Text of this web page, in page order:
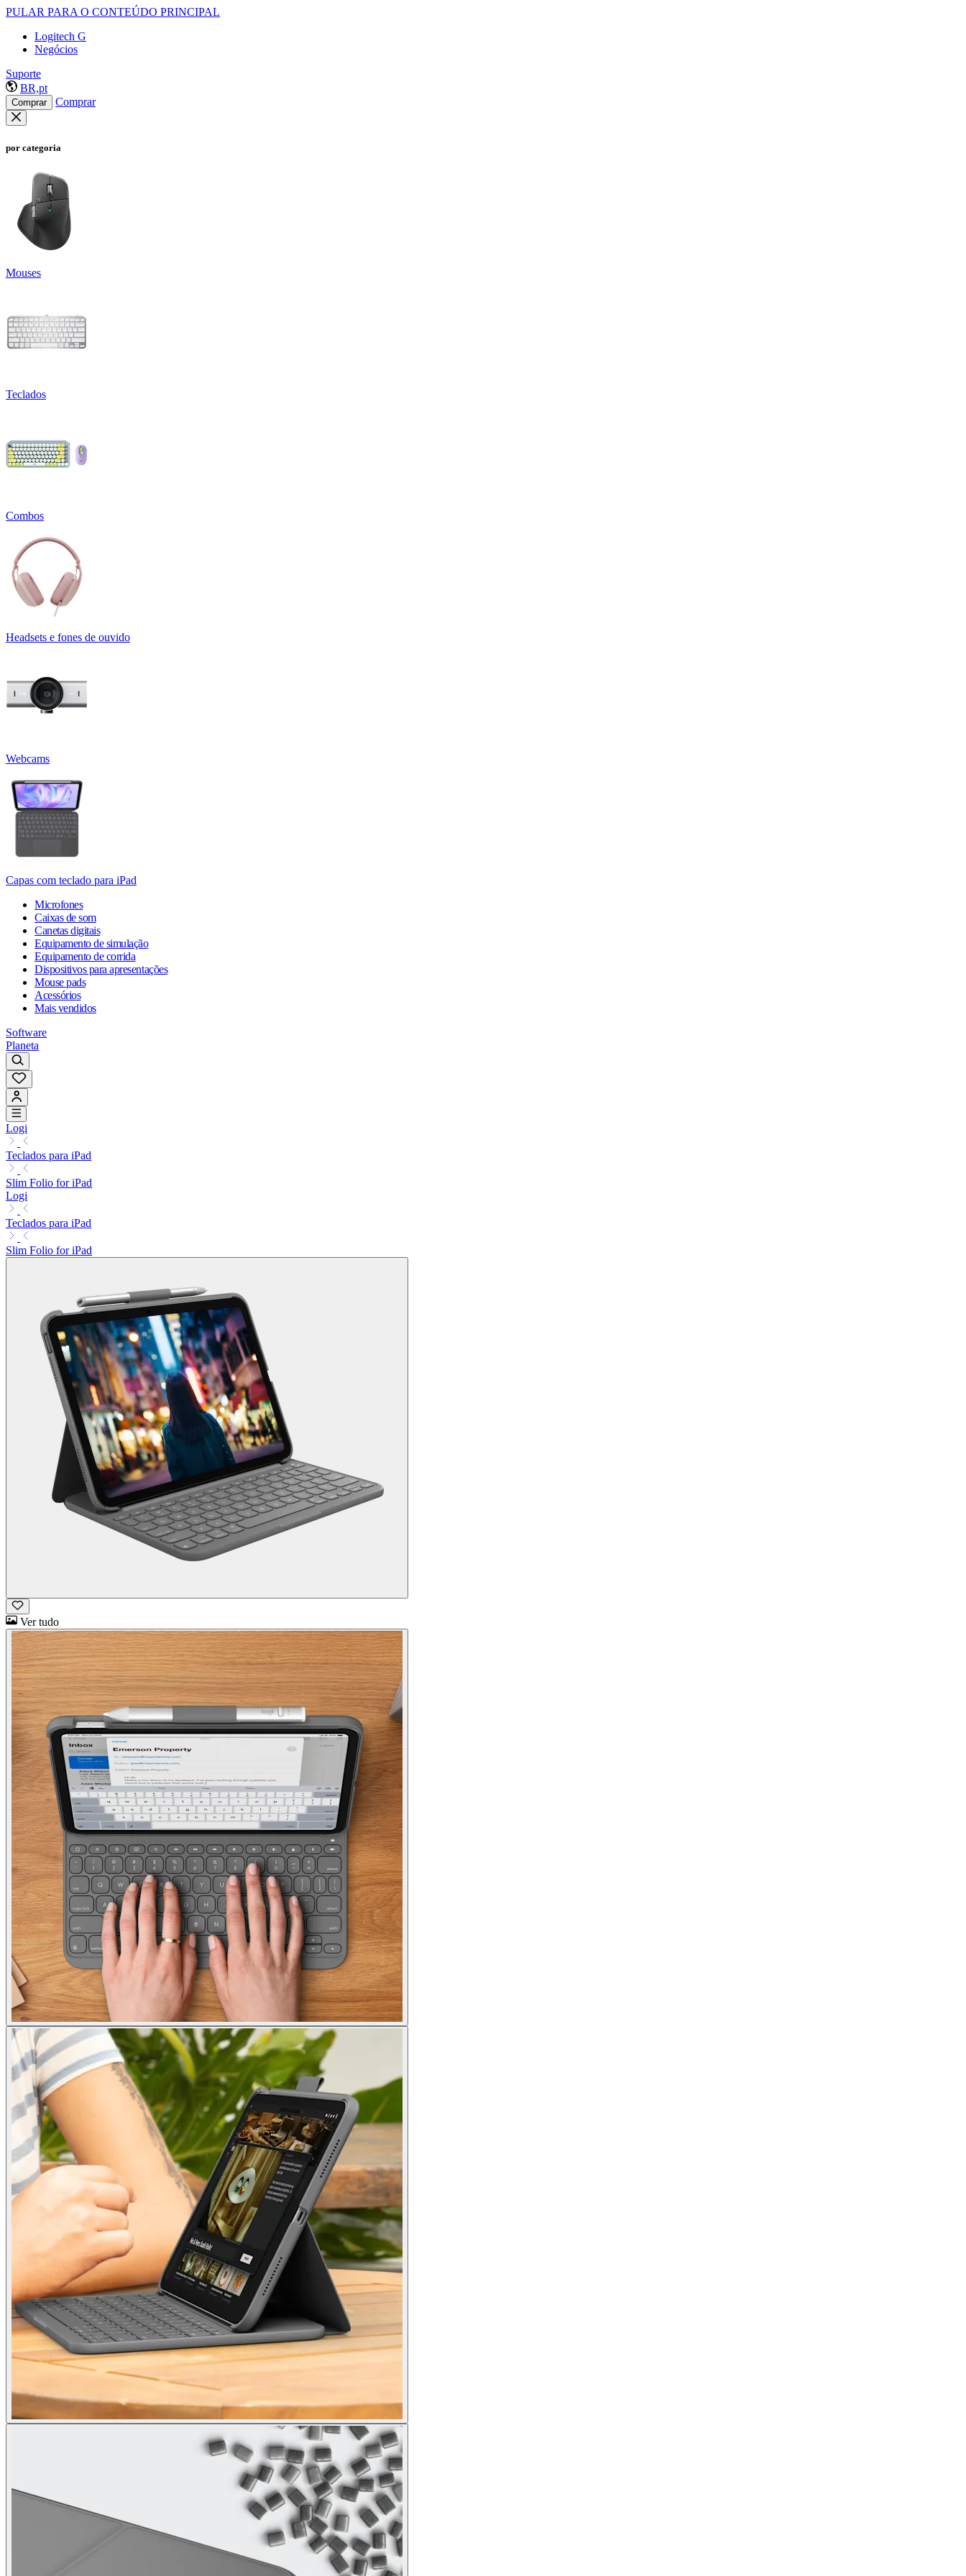
PULAR PARA O CONTEÚDO PRINCIPAL
Logitech G
Negócios
Suporte
BR,pt
Comprar Comprar
por categoria
Mouses
Teclados
Combos
Headsets e fones de ouvido
Webcams
Capas com teclado para iPad
Microfones
Caixas de som
Canetas digitais
Equipamento de simulação
Equipamento de corrida
Dispositivos para apresentações
Mouse pads
Acessórios
Mais vendidos
Software
Planeta
Logi
Teclados para iPad
Slim Folio for iPad
Logi
Teclados para iPad
Slim Folio for iPad
Ver tudo